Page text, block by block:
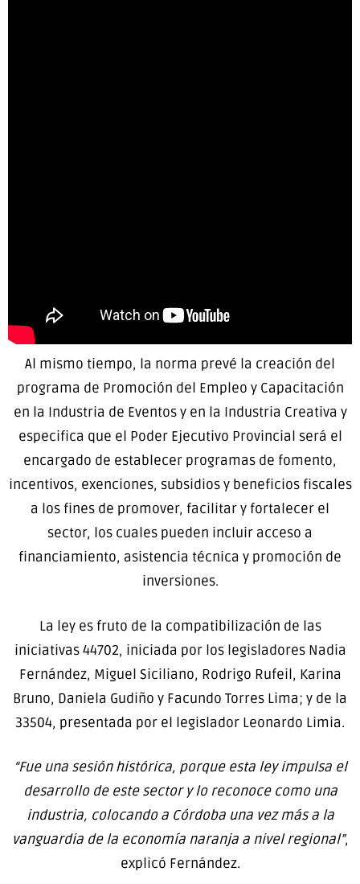
Al mismo tiempo, la norma prevé la creación del
programa de Promoción del Empleo y Capacitación
en la Industria de Eventos y en la Industria Creativa y
especifica que el Poder Ejecutivo Provincial será el
encargado de establecer programas de fomento,
incentivos, exenciones, subsidios y beneficios fiscales
a los fines de promover, facilitar y fortalecer el
sector, los cuales pueden incluir acceso a
financiamiento, asistencia técnica y promoción de
inversiones.
La ley es fruto de la compatibilización de las
iniciativas 44702, iniciada por los legisladores Nadia
Fernández, Miguel Siciliano, Rodrigo Rufeil, Karina
Bruno, Daniela Gudiño y Facundo Torres Lima; y de la
33504, presentada por el legislador Leonardo Limia.
“Fue una sesión histórica, porque esta ley impulsa el
desarrollo de este sector y lo reconoce como una
industria, colocando a Córdoba una vez más a la
vanguardia de la economía naranja a nivel regional”,
explicó Fernández.